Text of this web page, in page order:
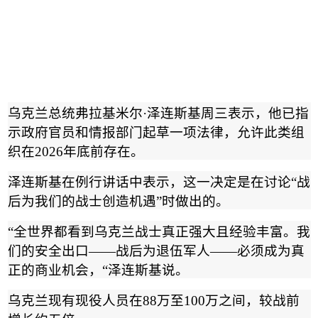
乌克兰总统弗拉基米尔·泽连斯基周三表示，他已指
示政府官员和情报部门起草一项法律，允许此类组
织在2026年底前存在。
泽连斯基在例行讲话中表示，这一决定是在讨论“战
后为我们的战士创造机遇”时做出的。
“全世界都看到乌克兰战士真正强大且经验丰富。我
们的安全出口——战后为退伍军人——必须成为真
正的商业机会， “泽连斯基说。
乌克兰现有现役人员在88万至100万之间，较战前